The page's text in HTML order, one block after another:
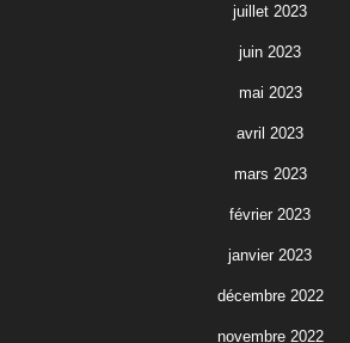
juillet 2023
juin 2023
mai 2023
avril 2023
mars 2023
février 2023
janvier 2023
décembre 2022
novembre 2022